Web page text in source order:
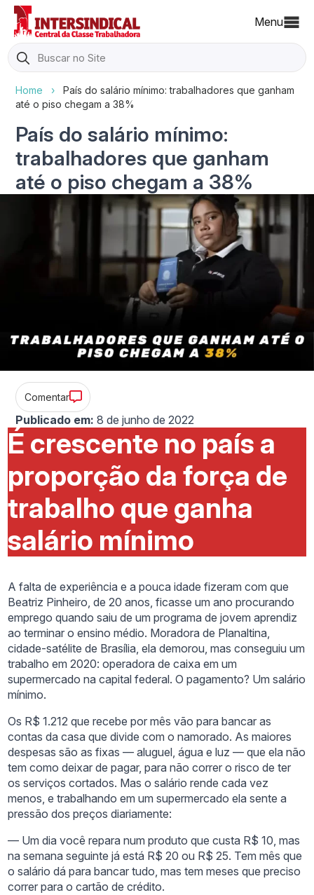
Menu
Search
for:
Home ›
País do salário mínimo: trabalhadores que ganham
até o piso chegam a 38%
País do salário mínimo:
trabalhadores que ganham
até o piso chegam a 38%
Comentar
Publicado em: 8 de junho de 2022
É crescente no país a
proporção da força de
trabalho que ganha
salário mínimo
A falta de experiência e a pouca idade fizeram com que
Beatriz Pinheiro, de 20 anos, ficasse um ano procurando
emprego quando saiu de um programa de jovem aprendiz
ao terminar o ensino médio. Moradora de Planaltina,
cidade-satélite de Brasília, ela demorou, mas conseguiu um
trabalho em 2020: operadora de caixa em um
supermercado na capital federal. O pagamento? Um salário
mínimo.
Os R$ 1.212 que recebe por mês vão para bancar as
contas da casa que divide com o namorado. As maiores
despesas são as fixas — aluguel, água e luz — que ela não
tem como deixar de pagar, para não correr o risco de ter
os serviços cortados. Mas o salário rende cada vez
menos, e trabalhando em um supermercado ela sente a
pressão dos preços diariamente:
— Um dia você repara num produto que custa R$ 10, mas
na semana seguinte já está R$ 20 ou R$ 25. Tem mês que
o salário dá para bancar tudo, mas tem meses que preciso
correr para o cartão de crédito.